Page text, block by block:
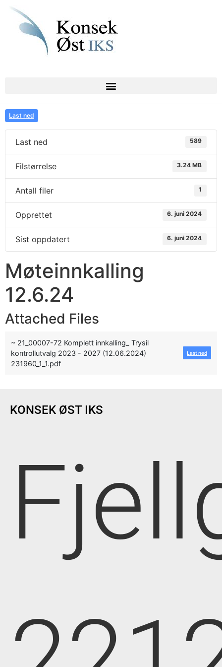
Last ned
Last ned 589
Filstørrelse 3.24 MB
Antall filer 1
Opprettet 6. juni 2024
Sist oppdatert 6. juni 2024
Møteinnkalling
12.6.24
Attached Files
~ 21_00007-72 Komplett innkalling_ Trysil
kontrollutvalg 2023 - 2027 (12.06.2024)
231960_1_1.pdf
Last ned
KONSEK ØST IKS